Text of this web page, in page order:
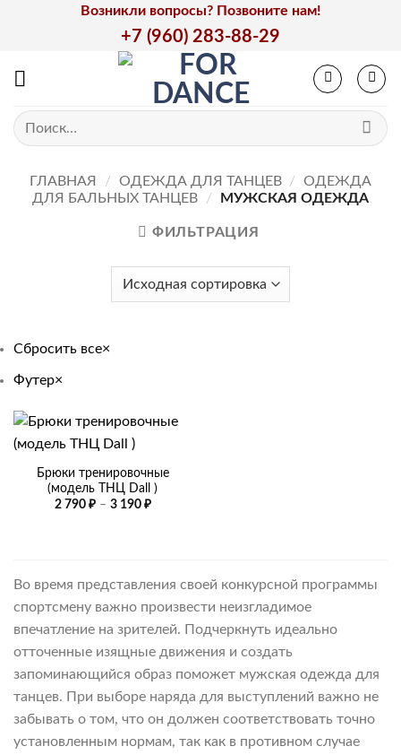
Возникли вопросы? Позвоните нам!
+7 (960) 283-88-29
Искать:
ГЛАВНАЯ / ОДЕЖДА ДЛЯ ТАНЦЕВ /
ОДЕЖДА
ДЛЯ БАЛЬНЫХ ТАНЦЕВ
/ МУЖСКАЯ ОДЕЖДА
ФИЛЬТРАЦИЯ
Сбросить все×
Футер×
Брюки тренировочные
(модель ТНЦ Dall )
2 790 ₽ – 3 190 ₽Диапазон
Во время представления своей конкурсной программы
спортсмену важно произвести неизгладимое
впечатление на зрителей. Подчеркнуть идеально
отточенные изящные движения и создать
запоминающийся образ поможет мужская одежда для
танцев. При выборе наряда для выступлений важно не
забывать о том, что он должен соответствовать точно
установленным нормам, так как в противном случае